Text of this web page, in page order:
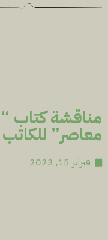
مناقشة كتاب
معاصر”
فبراير 15, 2023